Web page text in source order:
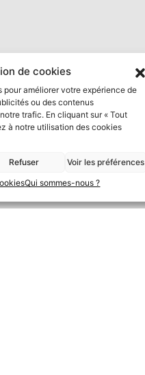
de cookies
pour améliorer votre expérience de
ou des contenus
trafic. En cliquant sur « Tout
à notre utilisation des cookies
Refuser
Voir les préférences
Qui sommes-nous ?